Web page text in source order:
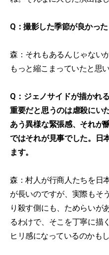
Q：撮影した季節が良かった
森：それもあるんじゃない
もっと縮こまっていたと思い
Q：ジェノサイドが描かれ
重要だと思うのは虐殺にい
あう異様な緊張感、それが
ではそれが見事でした。日
ます。
森：村人が行商人たちを日
が長いのですが、実際もそ
り殺す側にも、ためらいが
るわけで、そこを丁寧に描
ヒリ感になっているのかも